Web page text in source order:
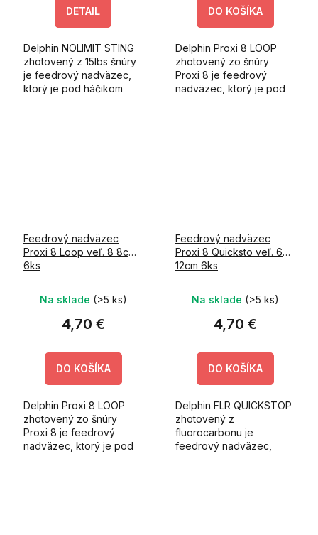
DETAIL
Delphin NOLIMIT STING
zhotovený z 15lbs šnúry
je feedrový nadväzec,
ktorý je pod háčikom
DO KOŠÍKA
Delphin Proxi 8 LOOP
zhotovený zo šnúry
Proxi 8 je feedrový
nadväzec, ktorý je pod
Feedrový nadväzec
Proxi 8 Loop veľ. 8 8cm
6ks
Na sklade (>5 ks)
4,70 €
DO KOŠÍKA
Delphin Proxi 8 LOOP
zhotovený zo šnúry
Proxi 8 je feedrový
nadväzec, ktorý je pod
Feedrový nadväzec
Proxi 8 Quicksto veľ. 6
12cm 6ks
Na sklade (>5 ks)
4,70 €
DO KOŠÍKA
Delphin FLR QUICKSTOP
zhotovený z
fluorocarbonu je
feedrový nadväzec,